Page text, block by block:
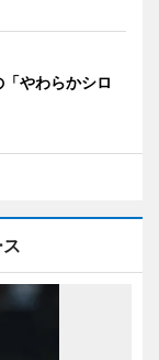
やわらかシロ